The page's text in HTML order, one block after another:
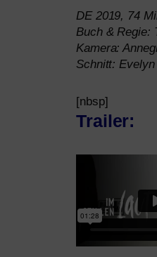
DE2019, 74
Buch & Regie:
Kamera:
Schnitt:
[nbsp]
Trailer: